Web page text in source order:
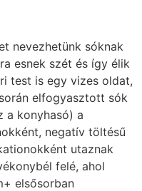
nevezhetünk sóknak
esnek szét és így élik
test is egy vizes oldat,
elfogyasztott sók
a konyhasó) a
negatív töltésű
utaznak
felé, ahol
elsősorban